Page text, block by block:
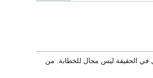
في الحقيقة ليس مجال للخطابة. من